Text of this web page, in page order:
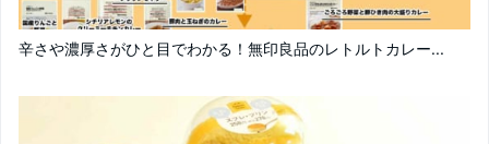
辛さや濃厚さがひと目でわかる！無印良品のレトルトカレー...